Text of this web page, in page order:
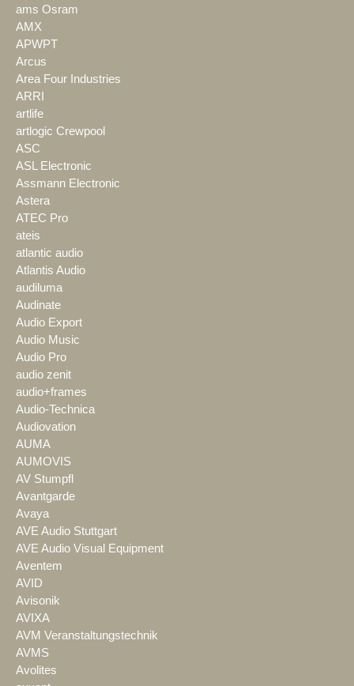
ams Osram
AMX
APWPT
Arcus
Area Four Industries
ARRI
artlife
artlogic Crewpool
ASC
ASL Electronic
Assmann Electronic
Astera
ATEC Pro
ateis
atlantic audio
Atlantis Audio
audiluma
Audinate
Audio Export
Audio Music
Audio Pro
audio zenit
audio+frames
Audio-Technica
Audiovation
AUMA
AUMOVIS
AV Stumpfl
Avantgarde
Avaya
AVE Audio Stuttgart
AVE Audio Visual Equipment
Aventem
AVID
Avisonik
AVIXA
AVM Veranstaltungstechnik
AVMS
Avolites